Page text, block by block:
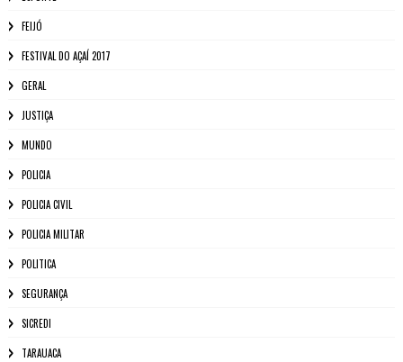
FEIJÓ
FESTIVAL DO AÇAÍ 2017
GERAL
JUSTIÇA
MUNDO
POLICIA
POLICIA CIVIL
POLICIA MILITAR
POLITICA
SEGURANÇA
SICREDI
TARAUACA